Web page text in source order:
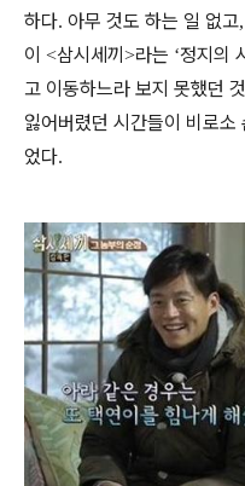
하다. 아무 것도 하는 일 없고,
이
<삼시세끼 >라는 ‘정지의
고 이동하느라 보지 못했던
잃어버렸던 시간들이 비로
었다.